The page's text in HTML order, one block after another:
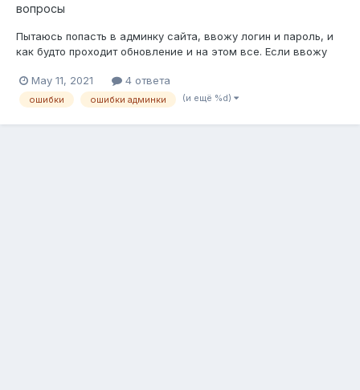
вопросы
Пытаюсь попасть в админку сайта, ввожу логин и пароль, и
как будто проходит обновление и на этом все. Если ввожу
May 11, 2021
4 ответа
ошибки ошибки админки (и ещё %d)